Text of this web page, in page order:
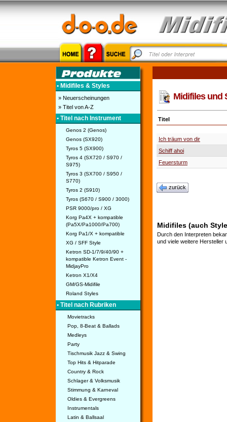
• Midifiles & Styles
» Neuerscheinungen
» Titel von A-Z
• Titel nach Instrument
Genos 2 (Genos)
Genos (SX920)
Tyros 5 (SX900)
Tyros 4 (SX720 / S970 /
S975)
Tyros 3 (SX700 / S950 /
S770)
Tyros 2 (S910)
Tyros (S670 / S900 / 3000)
PSR 9000/pro / XG
Korg Pa4X + kompatible
(Pa5X/Pa1000/Pa700)
Korg Pa1/X + kompatible
XG / SFF Style
Ketron SD-1/7/9/40/90 +
kompatible Ketron Event -
MidjayPro
Ketron X1/X4
GM/GS-Midifile
Roland Styles
• Titel nach Rubriken
Movietracks
Pop, 8-Beat & Ballads
Medleys
Party
Tischmusik Jazz & Swing
Top Hits & Hitparade
Country & Rock
Schlager & Volksmusik
Stimmung & Karneval
Oldies & Evergreens
Instrumentals
Latin & Ballsaal
Midifiles und
Titel
Ich träum von dir
Schiff ahoi
Feuersturm
zurück
Midifiles (auch
Durch den Interpreten
und viele weitere Hersteller